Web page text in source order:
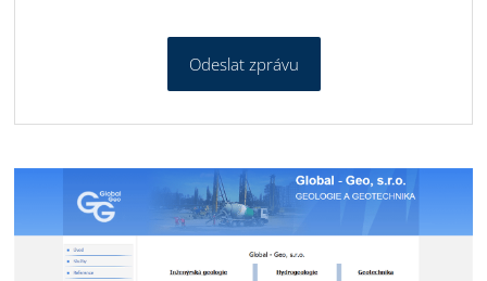
Odeslat zprávu